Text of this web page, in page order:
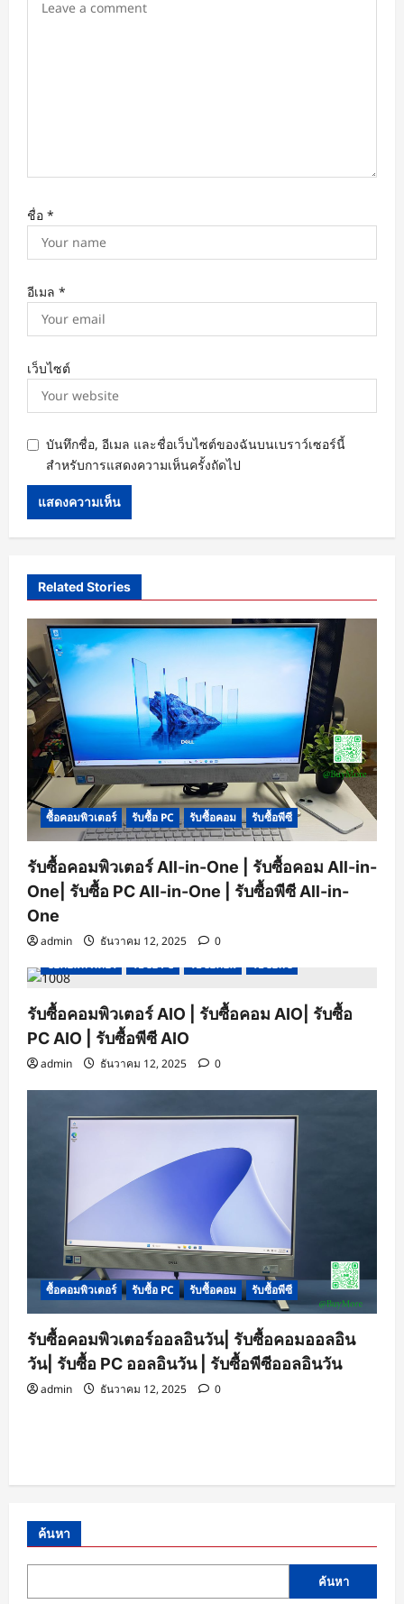
ชื่อ *
อีเมล *
เว็บไซต์
บันทึกชื่อ, อีเมล และชื่อเว็บไซต์ของฉันบนเบราว์เซอร์นี้
สำหรับการแสดงความเห็นครั้งถัดไป
Related Stories
ซื้อคอมพิวเตอร์ รับซื้อ PC รับซื้อคอม รับซื้อพีซี
รับซื้อคอมพิวเตอร์ All-in-One | รับซื้อคอม All-in-
One| รับซื้อ PC All-in-One | รับซื้อพีซี All-in-
One
admin ธันวาคม 12, 2025
0
ซื้อคอมพิวเตอร์
รับซื้อ PC รับซื้อคอม รับซื้อพีซี
รับซื้อคอมพิวเตอร์ AIO | รับซื้อคอม AIO| รับซื้อ
PC AIO | รับซื้อพีซี AIO
admin ธันวาคม 12, 2025 0
ซื้อคอมพิวเตอร์ รับซื้อ PC รับซื้อคอม รับซื้อพีซี
รับซื้อคอมพิวเตอร์ออลอินวัน| รับซื้อคอมออลอิน
วัน| รับซื้อ PC ออลอินวัน | รับซื้อพีซีออลอินวัน
admin ธันวาคม 12, 2025 0
ค้นหา
ค้นหา